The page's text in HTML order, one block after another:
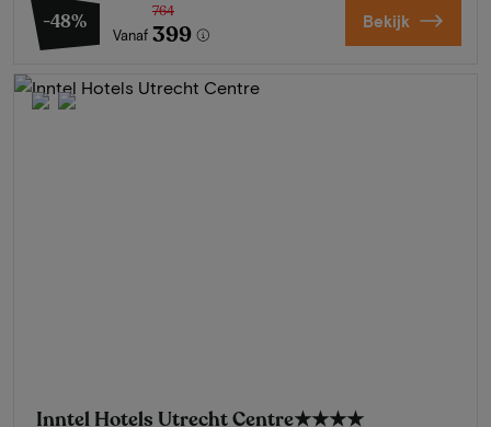
-48%
Vanaf
764
399 Bekijk
Inntel Hotels Utrecht Centre★★★★